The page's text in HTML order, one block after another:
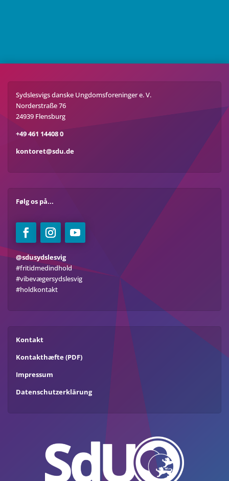
Sydslesvigs danske Ungdomsforeninger e. V.
Norderstraße 76
24939 Flensburg
+49 461 14408 0
kontoret@sdu.de
Følg os på...
@sdusydslesvig
#fritidmedindhold
#vibevægersydslesvig
#holdkontakt
Kontakt
Kontakthæfte (PDF)
Impressum
Datenschutzerklärung